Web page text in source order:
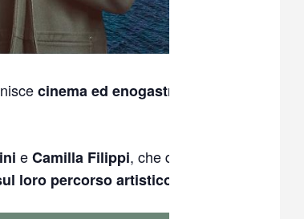
cinema ed enogastronomia
eCamilla Filippi, che dalle 19
loro percorso artistico